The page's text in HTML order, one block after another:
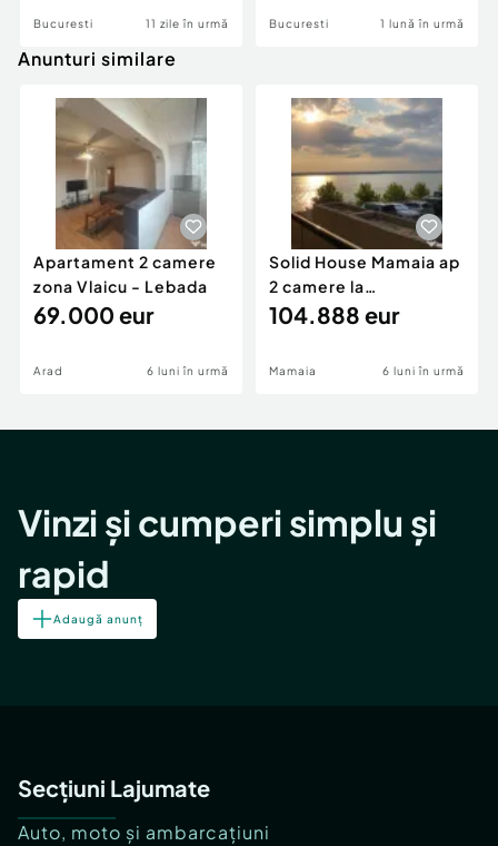
Bucuresti 11 zile în urmă Bucuresti 1 lună în urmă
Anunturi similare
Apartament 2 camere
zona Vlaicu - Lebada
69.000 eur
Arad 6 luni în urmă
Solid House Mamaia ap
2 camere la
cheie,langa Mega
104.888 eur
Mamaia 6 luni în urmă
Vinzi și cumperi simplu și
rapid
Adaugă anunț
Secțiuni Lajumate
Auto, moto și ambarcațiuni